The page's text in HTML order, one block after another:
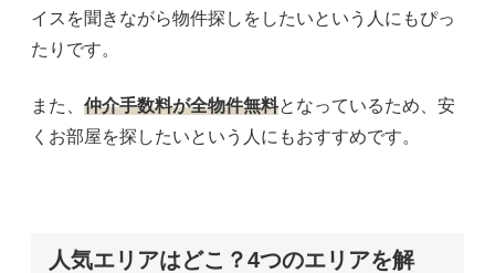
イスを聞きながら物件探しをしたいという人にもぴっ
たりです。
また、 仲介手数料が全物件無料となっているため、安
くお部屋を探したいという人にもおすすめです。
人気エリアはどこ？4つのエリアを解